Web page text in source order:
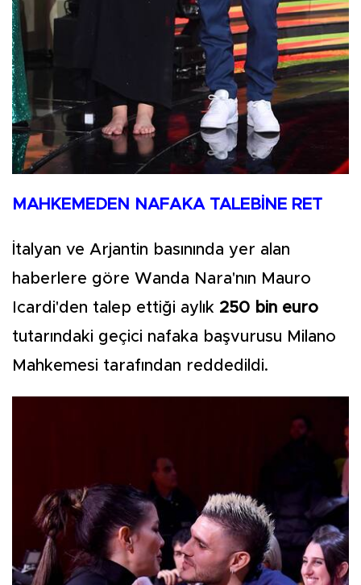
MAHKEMEDEN NAFAKA TALEBİNE RET
İtalyan ve Arjantin basınında yer alan
haberlere göre Wanda Nara'nın Mauro
Icardi'den talep ettiği aylık 250 bin euro
tutarındaki geçici nafaka başvurusu Milano
Mahkemesi tarafından reddedildi.